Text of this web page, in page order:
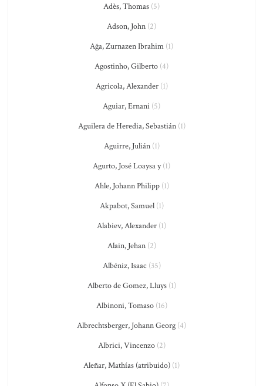
Adès, Thomas (5)
Adson, John (2)
Ağa, Zurnazen Ibrahim (1)
Agostinho, Gilberto (4)
Agricola, Alexander(1)
Aguiar, Ernani (5)
Aguilera de Heredia, Sebastián(1)
Aguirre, Julián(1)
Agurto, José Loaysa y(1)
Ahle, Johann Philipp(1)
Akpabot, Samuel(1)
Alabiev, Alexander (1)
Alain, Jehan(2)
Albéniz, Isaac (35)
Alberto de Gomez, Lluys(1)
Albinoni, Tomaso(16)
Albrechtsberger, Johann Georg (4)
Albrici, Vincenzo(2)
Aleñar, Mathías (atribuido) (1)